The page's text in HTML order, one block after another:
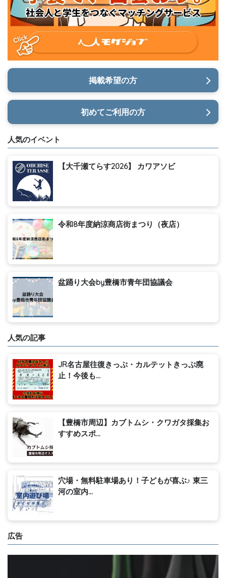
掲載希望の方
初めてご利用の方
人気のイベント
【大千瀬てらす2026】 カワアソビ
令和8年度納涼商店街まつり（夜店）
盆踊り大会by豊橋市青年団協議会
人気の記事
JR名古屋往復きっぷ・カルテットきっぷ廃
止！今後も...
【豊橋市周辺】カブトムシ・クワガタ採集お
すすめスポ...
穴場・無料駐車場あり！子どもが喜ぶ♪ 東三
河の室内...
広告